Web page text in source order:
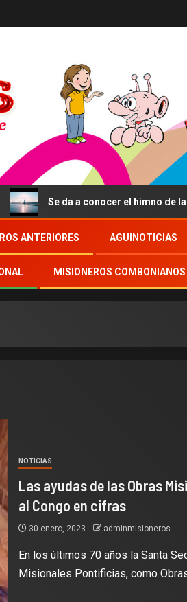
Se da a conocer el himno de la JMJ
ANTERIORES AGUINOTICIAS
MISIONEROS COMBONIANOS
NOTICIAS
Las ayudas de las Obras
al Congo en cifras
30 enero, 2023 adminmisioneros
En los últimos 70 años la Santa
Misionales Pontificias, como